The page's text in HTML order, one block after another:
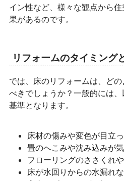
イン性など、様々な観点から
果があるのです。
リフォームのタイミング
では、床のリフォームは、ど
べきでしょうか？一般的には
基準となります。
床材の傷みや変色が目立
畳のへこみや沈み込みが
フローリングのささくれ
床が水回りからの水漏れ